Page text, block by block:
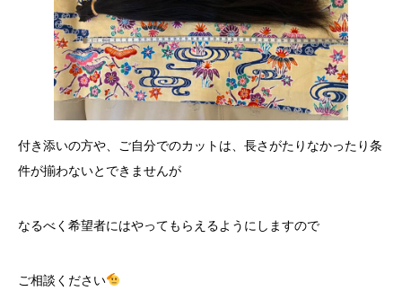
付き添いの方や、ご自分でのカットは、長さがたりなかったり条
件が揃わないとできませんが
なるべく希望者にはやってもらえるようにしますので
ご相談ください